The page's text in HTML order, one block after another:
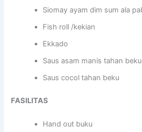
Siomay ayam dim sum ala
Fish roll /kekian
Ekkado
Saus asam manis tahan beku
Saus cocol tahan beku
FASILITAS
Hand out buku